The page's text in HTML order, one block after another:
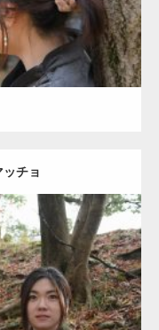
チョ
細マッチョ) 大胸筋 腹筋
フリー素材メンバーが
おび」にてマッスルプ
「ONE MORNING」